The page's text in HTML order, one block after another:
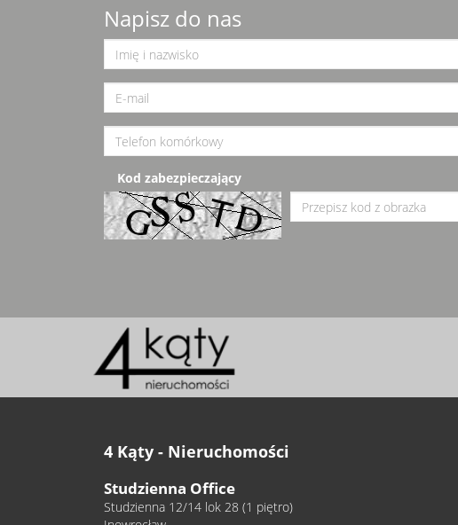
Napisz do nas
Kod zabezpieczający
4 Kąty - Nieruchomości
Studzienna Office
Studzienna 12/14 lok 28 (1 piętro)